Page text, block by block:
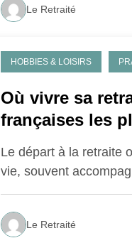
Le Retraité
HOBBIES & LOISIRS
Où vivre sa
françaises les
Le départ à la retraite
vie, souvent
Le Retraité